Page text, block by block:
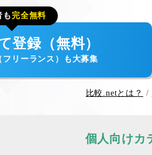
も 完全無料
登録（無料）
リーランス）も大募集
比較.netとは？
個人向けカ